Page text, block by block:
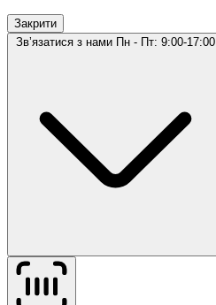
Закрити
Звʼязатися з нами Пн - Пт: 9:00-17:00